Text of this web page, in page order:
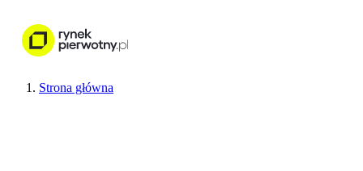
Nieruchomości
Strona główna